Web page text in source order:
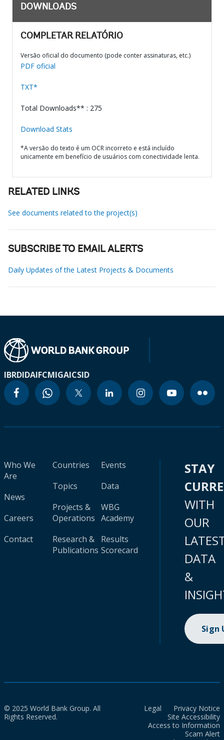
DOWNLOADS
COMPLETAR RELATÓRIO
Versão oficial do documento (pode conter assinaturas, etc.)
PDF oficial
TXT*
Total Downloads** : 275
Download Stats
*A versão do texto é um OCR incorreto e está incluído
unicamente em benefício de usuários com conectividade lenta.
RELATED LINKS
See documents related to the project(s)
SUBSCRIBE TO EMAIL ALERTS
Daily Updates of the Latest Projects & Documents
IBRDIDAIFCMIGAICSID
Who We
Are
News
Careers
Contact
Countries
Topics
Projects &
Operations
Research &
Publications
Events
Data
WBG
Academy
Results
Scorecard
STAY
WITH
OUR
DATA
&
Sign
© 2025 World Bank Group. All
Rights Reserved.
Legal
Privacy Notice
Site Accessibility
Access to Information
Scam Alert